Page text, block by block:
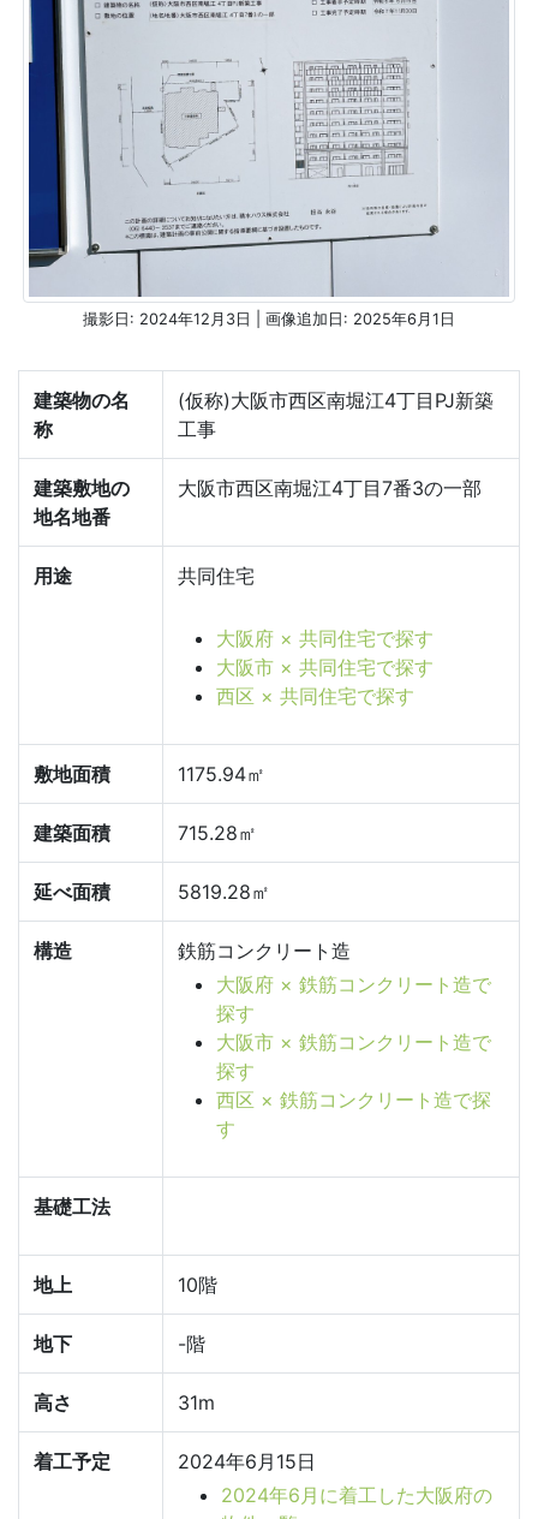
撮影日: 2024年12月3日 | 画像追加日: 2025年6月1日
建築物の名
称
(仮称)大阪市西区南堀江4丁目PJ新築
工事
建築敷地の
地名地番
大阪市西区南堀江4丁目7番3の一部
用途 共同住宅
大阪府 × 共同住宅で探す
大阪市 × 共同住宅で探す
西区 × 共同住宅で探す
敷地面積 1175.94㎡
建築面積 715.28㎡
延べ面積 5819.28㎡
構造
鉄筋コンクリート造
大阪府 × 鉄筋コンクリート造で
探す
大阪市 × 鉄筋コンクリート造で
探す
西区 × 鉄筋コンクリート造で探
す
基礎工法
地上 10階
地下 -階
高さ 31m
着工予定
2024年6月15日
2024年6月に着工した大阪府の